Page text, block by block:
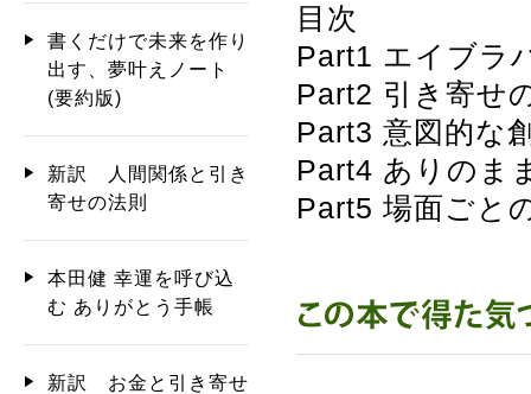
目次
Part1 エイブラ
Part2 引き寄せ
Part3 意図的な
Part4 ありのま
Part5 場面ごと
書くだけで未来を作り
出す、夢叶えノート
(要約版)
新訳 人間関係と引き
寄せの法則
本田健 幸運を呼び込
む ありがとう手帳
新訳 お金と引き寄せ